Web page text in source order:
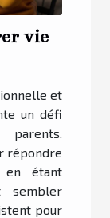
vie
et
un défi
parents.
répondre
en étant
sembler
pour